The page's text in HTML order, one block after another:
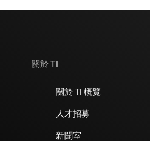
關於 TI
關於 TI 概覽
人才招募
新聞室